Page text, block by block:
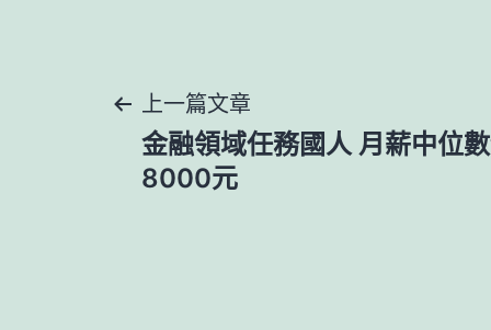
文
章
上一篇文章
金融領域任務國人 月薪中位
8000元